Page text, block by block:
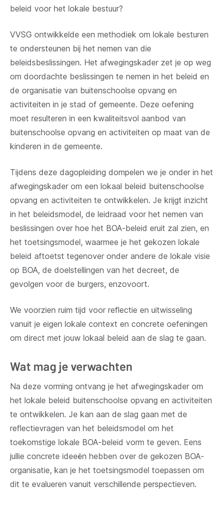
beleid voor het lokale bestuur?
VVSG ontwikkelde een methodiek om lokale besturen
te ondersteunen bij het nemen van die
beleidsbeslissingen. Het afwegingskader zet je op weg
om doordachte beslissingen te nemen in het beleid en
de organisatie van buitenschoolse opvang en
activiteiten in je stad of gemeente. Deze oefening
moet resulteren in een kwaliteitsvol aanbod van
buitenschoolse opvang en activiteiten op maat van de
kinderen in de gemeente.
Tijdens deze dagopleiding dompelen we je onder in het
afwegingskader om een lokaal beleid buitenschoolse
opvang en activiteiten te ontwikkelen. Je krijgt inzicht
in het beleidsmodel, de leidraad voor het nemen van
beslissingen over hoe het BOA-beleid eruit zal zien, en
het toetsingsmodel, waarmee je het gekozen lokale
beleid aftoetst tegenover onder andere de lokale visie
op BOA, de doelstellingen van het decreet, de
gevolgen voor de burgers, enzovoort.
We voorzien ruim tijd voor reflectie en uitwisseling
vanuit je eigen lokale context en concrete oefeningen
om direct met jouw lokaal beleid aan de slag te gaan.
Wat mag je verwachten
Na deze vorming ontvang je het afwegingskader om
het lokale beleid buitenschoolse opvang en activiteiten
te ontwikkelen. Je kan aan de slag gaan met de
reflectievragen van het beleidsmodel om het
toekomstige lokale BOA-beleid vorm te geven. Eens
jullie concrete ideeën hebben over de gekozen BOA-
organisatie, kan je het toetsingsmodel toepassen om
dit te evalueren vanuit verschillende perspectieven.